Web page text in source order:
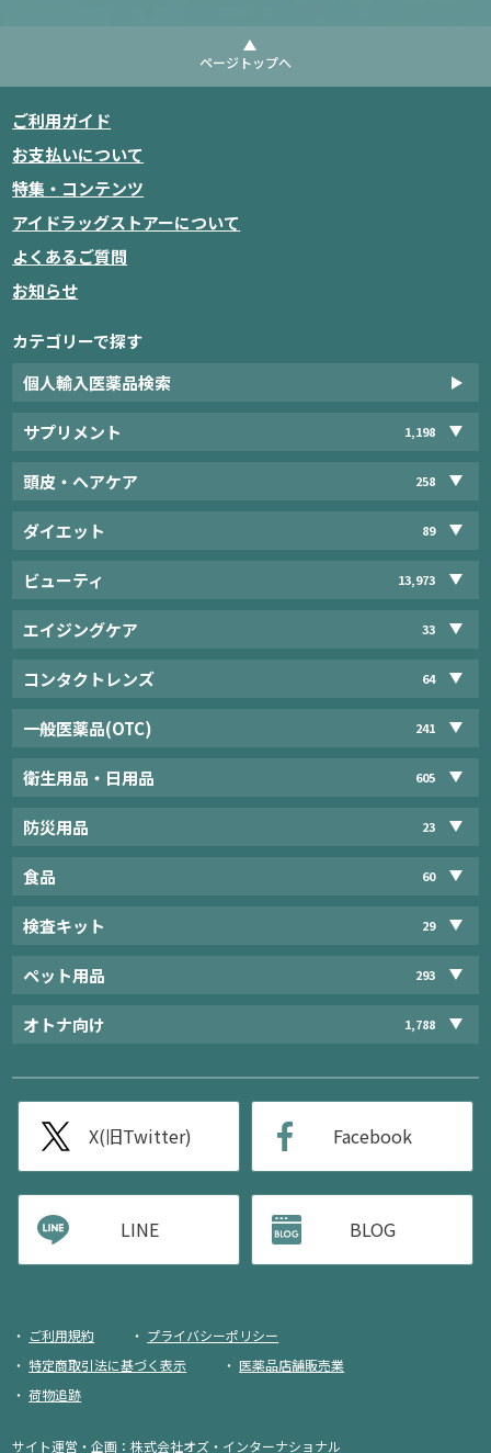
ページトップへ
ご利用ガイド
お支払いについて
特集・コンテンツ
アイドラッグストアーについて
よくあるご質問
お知らせ
カテゴリーで探す
個人輸入医薬品検索
サプリメント 1,198
頭皮・ヘアケア 258
ダイエット 89
ビューティ 13,973
エイジングケア 33
コンタクトレンズ 64
一般医薬品(OTC) 241
衛生用品・日用品 605
防災用品 23
食品 60
検査キット 29
ペット用品 293
オトナ向け 1,788
X(旧Twitter) Facebook
LINE BLOG
ご利用規約
プライバシーポリシー
特定商取引法に基づく表示
医薬品店舗販売業
荷物追跡
サイト運営・企画：株式会社オズ・インターナショナル